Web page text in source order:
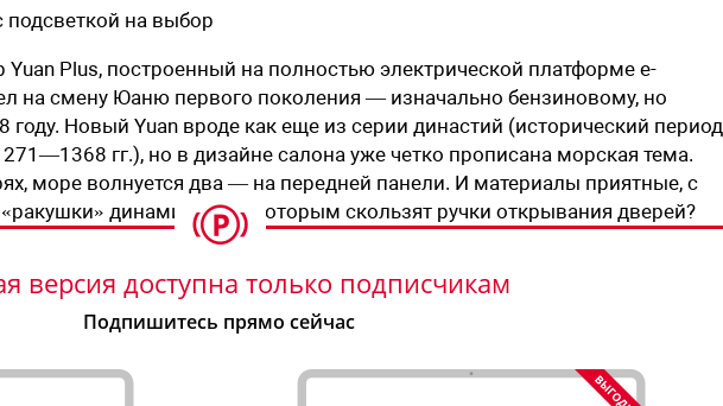
подсветкой на выбор
Plus, построенный на полностью электрической платформе e-
на смену Юаню первого поколения — изначально бензиновому, но
Новый Yuan вроде как еще из серии династий (исторический период
гг.), но в дизайне салона уже четко прописана морская тема.
море волнуется два — на передней панели. И материалы приятные, с
динамиков, по которым скользят ручки открывания дверей?
версия доступна только подписчикам
Подпишитесь прямо сейчас